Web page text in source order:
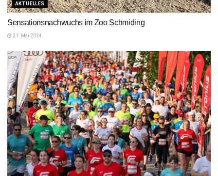
AKTUELLES
Sensationsnachwuchs im Zoo Schmiding
21. Mai 2024